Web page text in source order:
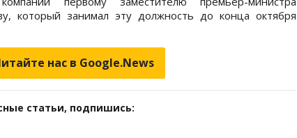
который занимал эту должность до конца октября
нас в Google.News
статьи, подпишись: